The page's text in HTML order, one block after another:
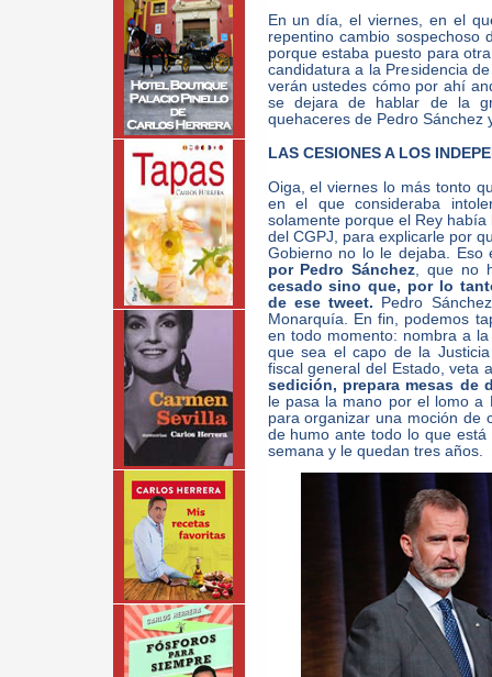
En un día, el viernes, en el
repentino cambio sospechoso
porque estaba puesto para
candidatura a la Presidencia
verán ustedes cómo por ahí
se dejara de hablar de la
quehaceres de Pedro Sánchez
LAS CESIONES A LOS
Oiga, el viernes lo más tonto
en el que consideraba
solamente porque el Rey
del CGPJ, para explicarle por
Gobierno no lo le dejaba.
por Pedro Sánchez , que no
cesado sino que, por lo
de ese tweet.
Pedro
Monarquía. En fin, podemos
en todo momento: nombra a
que sea el capo de la
fiscal general del Estado, veta
sedición, prepara mesas de
le pasa la mano por el lomo a
para organizar una moción de
de humo ante todo lo que
semana y le quedan tres años.